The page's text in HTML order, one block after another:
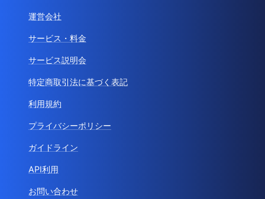
運営会社
サービス・料金
サービス説明会
特定商取引法に基づく表記
利用規約
プライバシーポリシー
ガイドライン
API利用
お問い合わせ